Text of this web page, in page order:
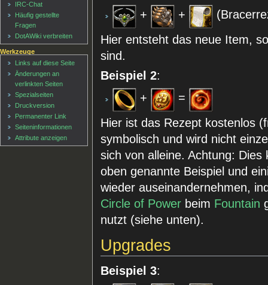
+
+
Hier entsteht das neue Item,
sind.
Beispiel 2:
+
=
Hier ist das Rezept kostenlos
symbolisch und wird nicht
sich von alleine. Achtung:
oben genannte Beispiel und
wieder auseinandernehmen,
Circle of Power beim Fountain
nutzt (siehe unten).
Upgrades
Beispiel 3:
IRC-Chat
Häufig gestellte
Fragen
DotAWiki verbreiten
Werkzeuge
Links auf diese Seite
Änderungen an
verlinkten Seiten
Spezialseiten
Druckversion
Permanenter Link
Seiten­informationen
Attribute anzeigen